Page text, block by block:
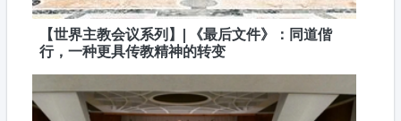
【世界主教会议系列】| 《最后文件》：同道偕
行，一种更具传教精神的转变